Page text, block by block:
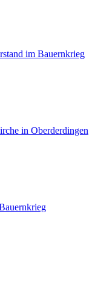
im Bauernkrieg
in Oberderdingen